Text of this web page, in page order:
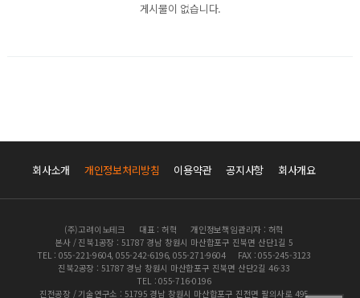
게시물이 없습니다.
회사소개 개인정보처리방침 이용약관 공지사항 회사개요
(주)고려이노테크 대표 : 허혁
개인정보책임관리자 : 허혁
본사 / 진북1공장 : 51787 경남 창원시 마산합포구 진북면 산단1길 5
TEL : 055-221-9604, 055-242-6196, 055-271-9604
FAX : 055-245-3123
진북2공장 : 51787 경남 창원시 마산합포구 진북면 산단2길 46-33
TEL : 055-716-0196
진전공장 / 기술연구소 : 51795 경남 창원시 마산합포구 진전면 팔의사로 495